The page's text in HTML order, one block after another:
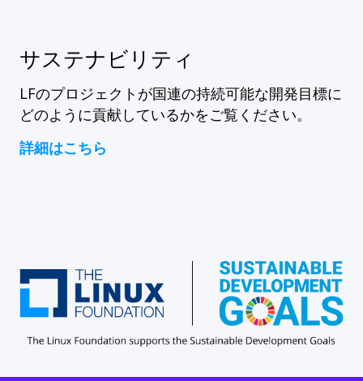
サステナビリティ
LFのプロジェクトが国連の持続可能な開発目標に
どのように貢献しているかをご覧ください。
詳細はこちら